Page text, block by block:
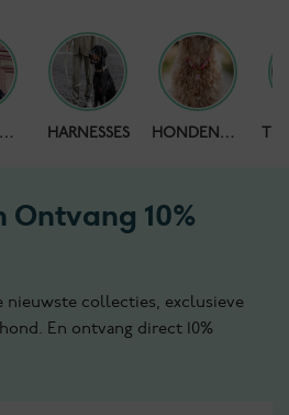
HALSBANDEN HARNESSES HONDENKETTING
Ontvang 10%
nieuwste collecties, exclusieve
En ontvang direct 10%